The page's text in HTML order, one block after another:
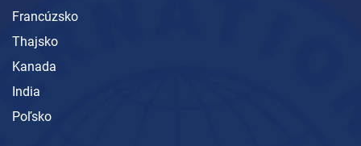
Francúzsko
Thajsko
Kanada
India
Poľsko